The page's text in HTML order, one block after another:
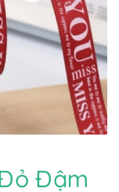
Đậm